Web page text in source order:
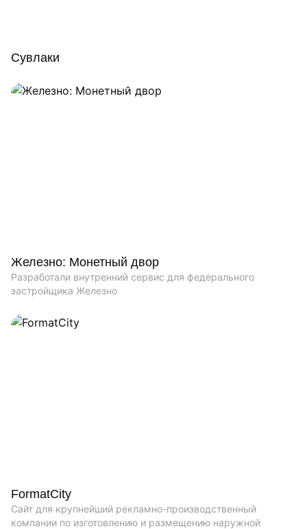
Сувлаки
Железно: Монетный двор
Разработали внутренний сервис для федерального
застройщика Железно
FormatCity
Сайт для крупнейший рекламно-производственный
компании по изготовлению и размещению наружной